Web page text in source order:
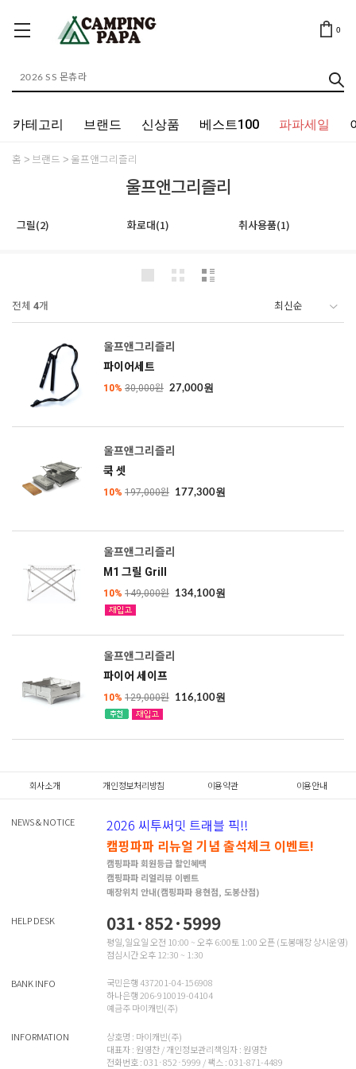
0
카테고리 브랜드 신상품 베스트100 파파세일
홈 브랜드 울프앤그리즐리
울프앤그리즐리
그릴(2) 화로대(1) 취사용품(1)
전체 4개
울프앤그리즐리
파이어세트
10% 30,000원 27,000원
울프앤그리즐리
쿡 셋
10% 197,000원 177,300원
울프앤그리즐리
M1 그릴 Grill
10% 149,000원 134,100원
울프앤그리즐리
파이어 세이프
10% 129,000원 116,100원
회사소개 개인정보처리방침 이용약관 이용안내
NEWS & NOTICE
2026 씨투써밋 트래블 픽!!
캠핑파파 리뉴얼 기념 출석체크 이벤트!
캠핑파파 회원등급 할인혜택
캠핑파파 리얼리뷰 이벤트
매장위치 안내(캠핑파파 용현점, 도봉산점)
HELP DESK 031·852·5999
평일,일요일 오전 10:00 ~ 오후 6:00토 1:00 오픈 (도봉매장 상시운영)
점심시간 오후 12:30 ~ 1:30
BANK INFO
국민은행 437201-04-156908
하나은행 206-910019-04104
예금주 마이캐빈(주)
INFORMATION
상호명 : 마이캐빈(주)
대표자 : 원영찬 / 개인정보관리책임자 : 원영찬
전화번호 : 031·852·5999 / 팩스 : 031-871-4489